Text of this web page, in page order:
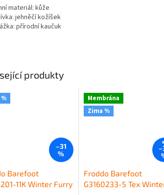
produkty
–31
%
Barefoot
11K Winter Furry
Membrána
Zima %
Froddo Barefoot
G3160233-5 Tex
materiál: kůže
jehněčí kožíšek
přírodní kaučuk